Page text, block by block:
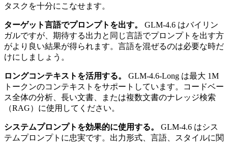
タスクを十分にこなせます。
ターゲット言語でプロンプトを出す。
GLM-4.6 はバイリン
ガルですが、期待する出力と同じ言語でプロンプトを出す方
がより良い結果が得られます。言語を混ぜるのは必要な時だ
けにしましょう。
ロングコンテキストを活用する。
GLM-4.6-Long は最大 1M
トークンのコンテキストをサポートしています。コードベー
ス全体の分析、長い文書、または複数文書のナレッジ検索
（RAG）に使用してください。
システムプロンプトを効果的に使用する。
GLM-4.6 はシス
テムプロンプトに忠実です。出力形式、言語、スタイルに関